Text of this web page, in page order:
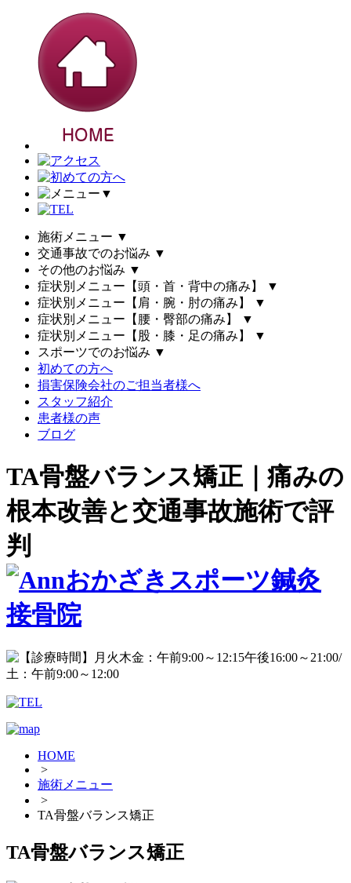
▼
施術メニュー ▼
交通事故でのお悩み ▼
その他のお悩み ▼
症状別メニュー【頭・首・背中の痛み】
▼
症状別メニュー【肩・腕・肘の痛み】
▼
症状別メニュー【腰・臀部の痛み】
▼
症状別メニュー【股・膝・足の痛み】
▼
スポーツでのお悩み ▼
初めての方へ
損害保険会社のご担当者様へ
スタッフ紹介
患者様の声
ブログ
TA骨盤バランス矯正｜痛みの
根本改善と交通事故施術で評
判
HOME
>
施術メニュー
>
TA骨盤バランス矯正
TA骨盤バランス矯正